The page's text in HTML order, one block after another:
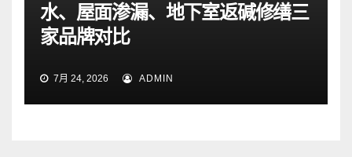
水、屋面渗漏、地下室返碱修缮三
家品牌对比
7月 24, 2026 ADMIN